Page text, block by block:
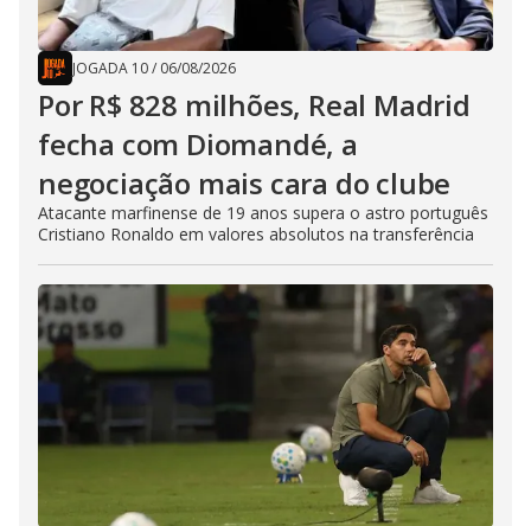
JOGADA 10/ 06/08/2026
Por R$ 828 milhões, Real Madrid
fecha com Diomandé, a
negociação mais cara do clube
Atacante marfinense de 19 anos supera o astro português
Cristiano Ronaldo em valores absolutos na transferência